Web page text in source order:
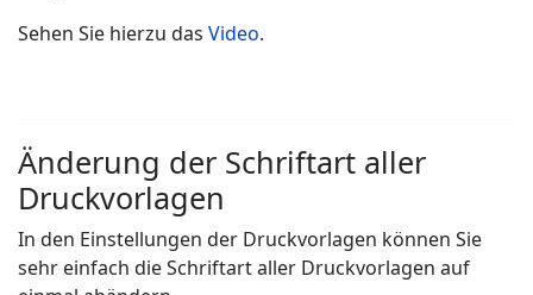
Sehen Sie hierzu das Video.
Änderung der Schriftart aller
Druckvorlagen
In den Einstellungen der Druckvorlagen können Sie
sehr einfach die Schriftart aller Druckvorlagen auf